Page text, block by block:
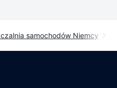
samochodów Niemcy